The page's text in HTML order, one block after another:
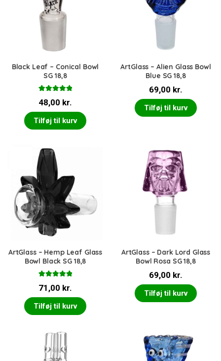
Black Leaf – Conical Bowl
SG 18,8
5.00ud af 5
48,00 kr.
Tilføj til kurv
ArtGlass – Alien Glass Bowl
Blue SG 18,8
69,00 kr.
Tilføj til kurv
ArtGlass – Hemp Leaf Glass
Bowl Black SG 18,8
5.00ud af 5
71,00 kr.
Tilføj til kurv
ArtGlass – Dark Lord Glass
Bowl Rosa SG 18,8
69,00 kr.
Tilføj til kurv